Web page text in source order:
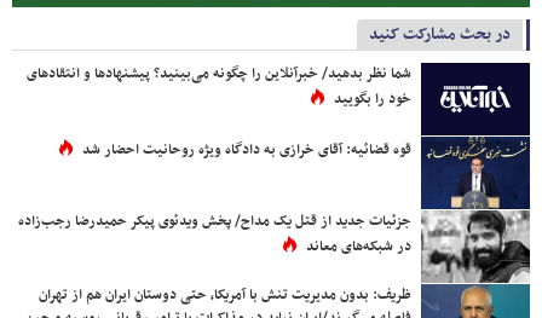
در بحث مشارکت کنید
شما نظر بدهید/ خبرآنلاین را چگونه می‌بینید؟ پیشنهادها و انتقادهای
خود را بگویید
قوه قضائیه: آقای خرازی به دادگاه ویژه روحانیت احضار شد
جزئیات جدید از قتل یک مداح/ پخش ویدئوی پیکر حمیدرضا رجب‌زاده
در شبکه‌های معاند
ظریف: بدون مدیریت تنش با آمریکا، حتی دوستان ایران هم از تهران